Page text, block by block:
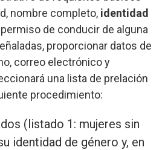
nombre completo, identidad
de conducir de alguna
proporcionar datos de
correo electrónico y
una lista de prelación
procedimiento:
(listado 1: mujeres sin
identidad de género y, en